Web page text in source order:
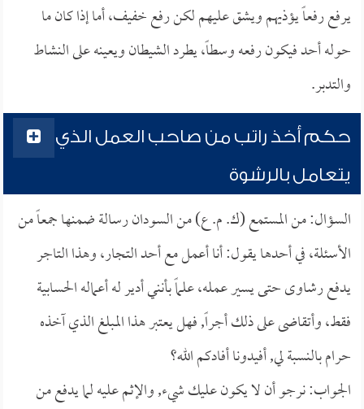
يرفع رفعاً يؤذيهم ويشق عليهم لكن رفع خفيف، أما إذا كان ما
حوله أحد فيكون رفعه وسطاً، يطرد الشيطان ويعينه على النشاط
والتدبر.
حكم أخذ راتب من صاحب العمل الذي
يتعامل بالرشوة
السؤال: من المستمع (ك. م. ع) من السودان رسالة ضمنها جمعاً من
الأسئلة، في أحدها يقول: أنا أعمل مع أحد التجار، وهذا التاجر
يدفع رشاوى حتى يسير عمله، علماً بأنني أدير له أعماله الحسابية
فقط، وأتقاضى على ذلك أجراً, فهل يعتبر هذا المبلغ الذي آخذه
حرام بالنسبة لي, أفيدونا أفادكم الله؟
الجواب: نرجو أن لا يكون عليك شيء, والإثم عليه لما يدفع من